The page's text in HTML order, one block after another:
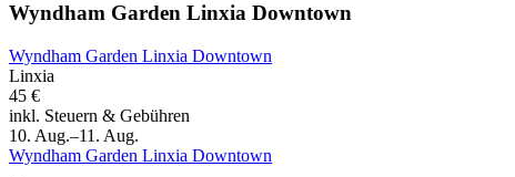
Wyndham Garden Linxia Downtown
Wyndham Garden Linxia Downtown
Linxia
45 €
inkl. Steuern & Gebühren
10. Aug.–11. Aug.
Wyndham Garden Linxia Downtown